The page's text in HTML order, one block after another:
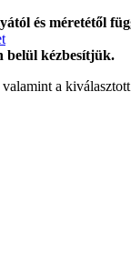
és méretétől
belül kézbesítjük.
a